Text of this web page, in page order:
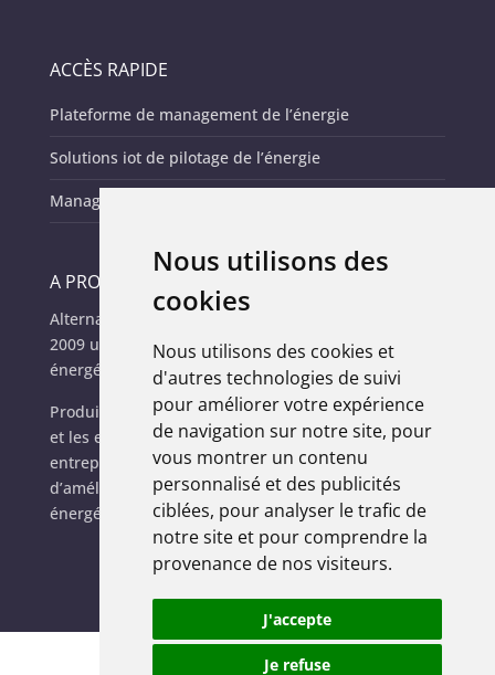
Nous utilisons des
cookies
Nous utilisons des cookies et
d'autres technologies de suivi
pour améliorer votre expérience
de navigation sur notre site, pour
vous montrer un contenu
personnalisé et des publicités
ciblées, pour analyser le trafic de
notre site et pour comprendre la
provenance de nos visiteurs.
J'accepte
Je refuse
ACCÈS RAPIDE
Plateforme de management de l’énergie
Solutions iot de pilotage de l’énergie
Management de l’énergie des parc it
A PROPOS
Alternative Vision Of Business (AVOB), c’est depuis
2009 une autre façon d’appréhender la gestion
énergétique.
Produit de la rencontre entre l’innovation numérique
et les enjeux écologiques actuels, AVOB permet aux
entreprises, collectivités et fournisseurs d’énergie
d’améliorer leurs performances techniques et
énergétiques.